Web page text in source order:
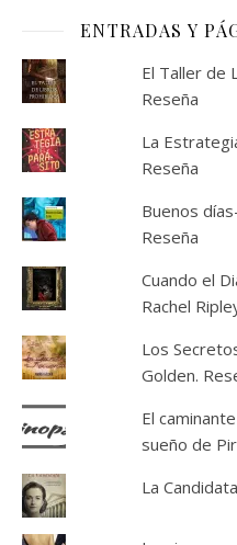
ENTRADAS Y
El Taller de
Reseña
La
Reseña
Buenos
Reseña
Cuando el
Rachel
Los
Golden.
El
sueño de
La